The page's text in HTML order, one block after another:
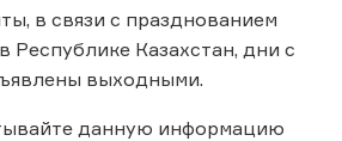
в связи с празднованием
Республике Казахстан, дни с
выходными.
данную информацию